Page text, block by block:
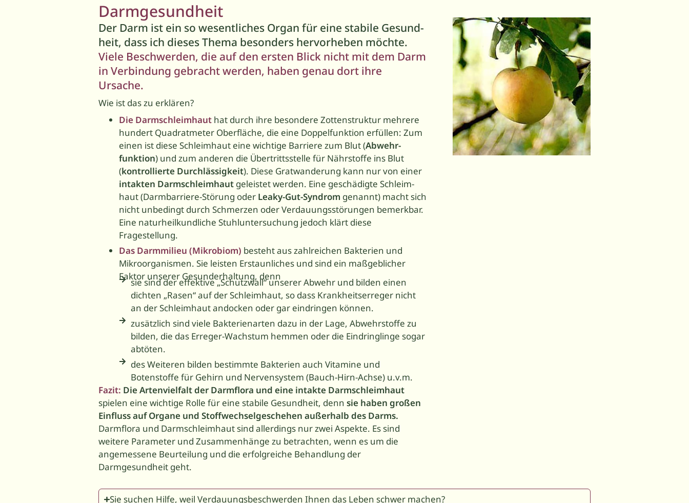
Darmgesundheit
Der Darm ist ein so wesentliches Organ für eine stabile Gesund­
heit, dass ich dieses Thema besonders hervorheben möchte.
Viele Beschwerden, die auf den ersten Blick nicht mit dem Darm
in Verbindung gebracht werden, haben genau dort ihre
Ursache.
Wie ist das zu erklären?
Die Darmschleimhaut hat durch ihre besondere Zottenstruktur mehrere
hundert Quadratmeter Oberfläche, die eine Doppelfunktion erfüllen: Zum
einen ist diese Schleimhaut eine wichtige Barriere zum Blut (Abwehr­
funktion) und zum anderen die Übertrittsstelle für Nährstoffe ins Blut
(kontrollierte Durchlässigkeit). Diese Gratwanderung kann nur von einer
intakten Darmschleimhaut geleistet werden. Eine geschädigte Schleim­
haut (Darmbarriere-Störung oder Leaky-Gut-Syndrom genannt) macht sich
nicht unbedingt durch Schmerzen oder Verdauungsstörungen bemerkbar.
Eine naturheilkundliche Stuhluntersuchung jedoch klärt diese
Fragestellung.
Das Darmmilieu (Mikrobiom) besteht aus zahlreichen Bakterien und
Mikroorganismen. Sie leisten Erstaunliches und sind ein maßgeblicher
Faktor unserer Gesunderhaltung, denn
sie sind der effektive „Schutzwall“ unserer Abwehr und bilden einen
dichten „Rasen“ auf der Schleimhaut, so dass Krankheitserreger nicht
an der Schleimhaut andocken oder gar eindringen können.
zusätzlich sind viele Bakterienarten dazu in der Lage, Abwehrstoffe zu
bilden, die das Erreger-Wachstum hemmen oder die Eindringlinge sogar
abtöten.
des Weiteren bilden bestimmte Bakterien auch Vitamine und
Botenstoffe für Gehirn und Nervensystem (Bauch-Hirn-Achse) u.v.m.
Fazit: Die Artenvielfalt der Darmflora und eine intakte Darmschleimhaut
spielen eine wichtige Rolle für eine stabile Gesundheit, denn sie haben großen
Einfluss auf Organe und Stoffwechselgeschehen außerhalb des Darms.
Darmflora und Darmschleimhaut sind allerdings nur zwei Aspekte. Es sind
weitere Parameter und Zusammenhänge zu betrachten, wenn es um die
angemessene Beurteilung und die erfolgreiche Behandlung der
Darmgesundheit geht.
Sie suchen Hilfe, weil Verdauungsbeschwerden Ihnen das Leben schwer machen?